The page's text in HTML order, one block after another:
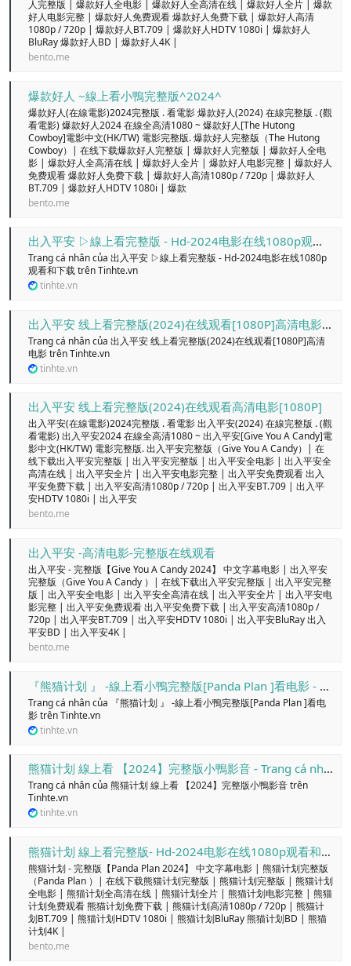
人完整版 | 爆款好人全电影 | 爆款好人全高清在线 | 爆款好人全片 | 爆款
好人电影完整 | 爆款好人免费观看 爆款好人免费下载 | 爆款好人高清
1080p / 720p | 爆款好人BT.709 | 爆款好人HDTV 1080i | 爆款好人
BluRay 爆款好人BD | 爆款好人4K |
bento.me
爆款好人 ~線上看小鴨完整版^2024^
爆款好人(在線電影)2024完整版 . 看電影 爆款好人(2024) 在線完整版 . (觀
看電影) 爆款好人2024 在線全高清1080 ~ 爆款好人[The Hutong
Cowboy]電影中文(HK/TW) 電影完整版. 爆款好人完整版（The Hutong
Cowboy）| 在线下载爆款好人完整版 | 爆款好人完整版 | 爆款好人全电
影 | 爆款好人全高清在线 | 爆款好人全片 | 爆款好人电影完整 | 爆款好人
免费观看 爆款好人免费下载 | 爆款好人高清1080p / 720p | 爆款好人
BT.709 | 爆款好人HDTV 1080i | 爆款
bento.me
出入平安 ▷線上看完整版 - Hd-2024电影在线1080p观看和下载 - Trang cá nhân
Trang cá nhân của 出入平安 ▷線上看完整版 - Hd-2024电影在线1080p
观看和下载 trên Tinhte.vn
tinhte.vn
出入平安 线上看完整版(2024)在线观看[1080P]高清电影 - Trang cá nhân
Trang cá nhân của 出入平安 线上看完整版(2024)在线观看[1080P]高清
电影 trên Tinhte.vn
tinhte.vn
出入平安 线上看完整版(2024)在线观看高清电影[1080P]
出入平安(在線電影)2024完整版 . 看電影 出入平安(2024) 在線完整版 . (觀
看電影) 出入平安2024 在線全高清1080 ~ 出入平安[Give You A Candy]電
影中文(HK/TW) 電影完整版. 出入平安完整版（Give You A Candy）| 在
线下载出入平安完整版 | 出入平安完整版 | 出入平安全电影 | 出入平安全
高清在线 | 出入平安全片 | 出入平安电影完整 | 出入平安免费观看 出入
平安免费下载 | 出入平安高清1080p / 720p | 出入平安BT.709 | 出入平
安HDTV 1080i | 出入平安
bento.me
出入平安 -高清电影-完整版在线观看
出入平安 - 完整版【Give You A Candy 2024】 中文字幕电影 | 出入平安
完整版（Give You A Candy ）| 在线下载出入平安完整版 | 出入平安完整
版 | 出入平安全电影 | 出入平安全高清在线 | 出入平安全片 | 出入平安电
影完整 | 出入平安免费观看 出入平安免费下载 | 出入平安高清1080p /
720p | 出入平安BT.709 | 出入平安HDTV 1080i | 出入平安BluRay 出入
平安BD | 出入平安4K |
bento.me
『熊猫计划 』 -線上看小鴨完整版[Panda Plan ]看电影 - Trang cá nhân
Trang cá nhân của 『熊猫计划 』 -線上看小鴨完整版[Panda Plan ]看电
影 trên Tinhte.vn
tinhte.vn
熊猫计划 線上看 【2024】完整版小鴨影音 - Trang cá nhân
Trang cá nhân của 熊猫计划 線上看 【2024】完整版小鴨影音 trên
Tinhte.vn
tinhte.vn
熊猫计划 線上看完整版- Hd-2024电影在线1080p观看和下载
熊猫计划 - 完整版【Panda Plan 2024】 中文字幕电影 | 熊猫计划完整版
（Panda Plan ）| 在线下载熊猫计划完整版 | 熊猫计划完整版 | 熊猫计划
全电影 | 熊猫计划全高清在线 | 熊猫计划全片 | 熊猫计划电影完整 | 熊猫
计划免费观看 熊猫计划免费下载 | 熊猫计划高清1080p / 720p | 熊猫计
划BT.709 | 熊猫计划HDTV 1080i | 熊猫计划BluRay 熊猫计划BD | 熊猫
计划4K |
bento.me